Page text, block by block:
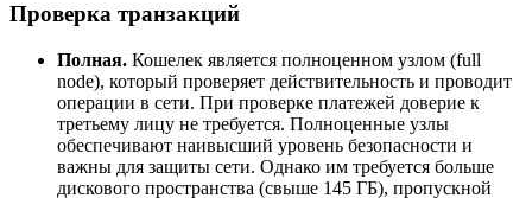
Проверка транзакций
Полная. Кошелек является полноценном узлом (full
node), который проверяет действительность и проводит
операции в сети. При проверке платежей доверие к
третьему лицу не требуется. Полноценные узлы
обеспечивают наивысший уровень безопасности и
важны для защиты сети. Однако им требуется больше
дискового пространства (свыше 145 ГБ), пропускной